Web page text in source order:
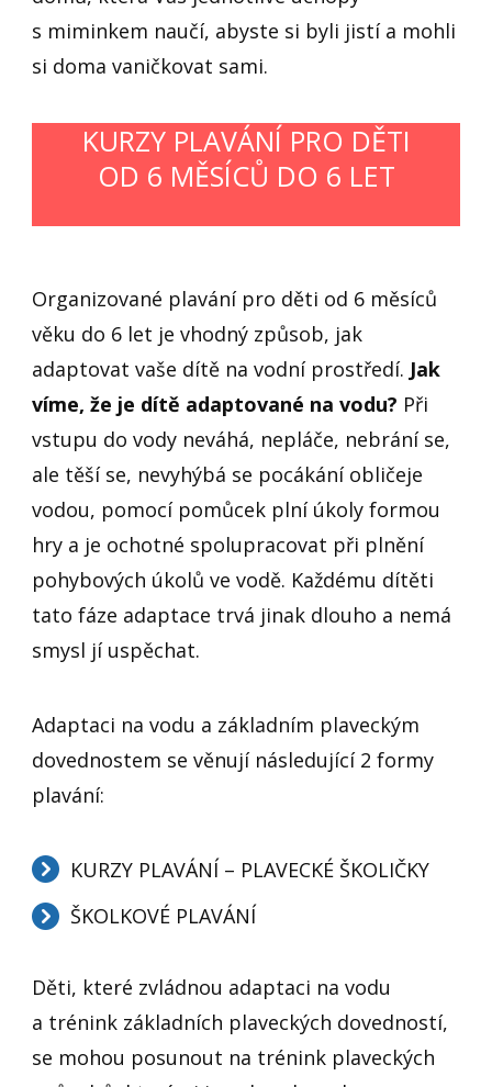
s miminkem naučí, abyste si byli jistí a mohli
si doma vaničkovat sami.
KURZY PLAVÁNÍ PRO DĚTI
OD 6 MĚSÍCŮ DO 6 LET
Organizované plavání pro děti od 6 měsíců
věku do 6 let je vhodný způsob, jak
adaptovat vaše dítě na vodní prostředí. Jak
víme, že je dítě adaptované na vodu? Při
vstupu do vody neváhá, nepláče, nebrání se,
ale těší se, nevyhýbá se pocákání obličeje
vodou, pomocí pomůcek plní úkoly formou
hry a je ochotné spolupracovat při plnění
pohybových úkolů ve vodě. Každému dítěti
tato fáze adaptace trvá jinak dlouho a nemá
smysl jí uspěchat.
Adaptaci na vodu a základním plaveckým
dovednostem se věnují následující 2 formy
plavání:
KURZY PLAVÁNÍ – PLAVECKÉ ŠKOLIČKY
ŠKOLKOVÉ PLAVÁNÍ
Děti, které zvládnou adaptaci na vodu
a trénink základních plaveckých dovedností,
se mohou posunout na trénink plaveckých